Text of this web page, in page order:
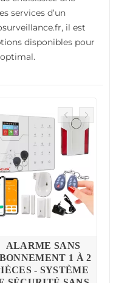
services d’un
il est
disponibles pour
optimal.
ALARME SANS
1 À 2
- SYSTÈME